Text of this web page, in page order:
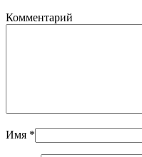
Комментарий
Имя *